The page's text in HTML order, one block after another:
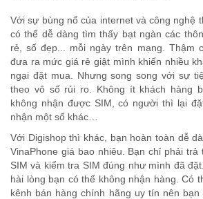
Với sự bùng nổ của internet và công nghệ
có thể dễ dàng tìm thấy bạt ngàn các
rẻ, số đẹp... mỗi ngày trên mạng. Thậm
đưa ra mức giá rẻ giật mình khiến nhiều
ngại đặt mua. Nhưng song song với sự
theo vô số rủi ro. Không ít khách hàng
không nhận được SIM, có người thì lại
nhận một số khác…
Với Digishop thì khác, bạn hoàn toàn dễ
VinaPhone giá bao nhiêu. Bạn chỉ phải
SIM và kiểm tra SIM đúng như mình đã
hài lòng bạn có thể không nhận hàng. Có
kênh bán hàng chính hãng uy tín nên